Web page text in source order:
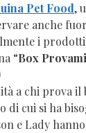
Pet Food,
anche
i
“Box Provami
a chi prova
di cui si ha
e Lady